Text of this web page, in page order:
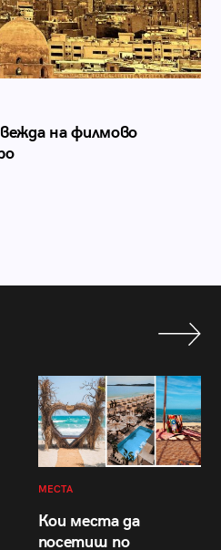
на филмово
МЕСТА
Кои места да
посетиш по